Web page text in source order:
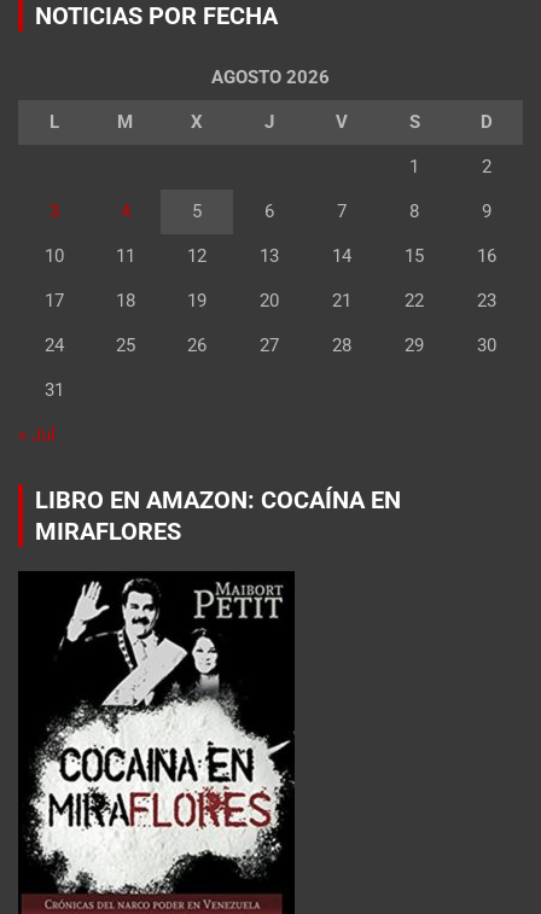
NOTICIAS POR FECHA
AGOSTO 2026
L M X J V S D
1 2
3 4 5 6 7 8 9
10 11 12 13 14 15 16
17 18 19 20 21 22 23
24 25 26 27 28 29 30
31
« Jul
LIBRO EN AMAZON: COCAÍNA EN
MIRAFLORES